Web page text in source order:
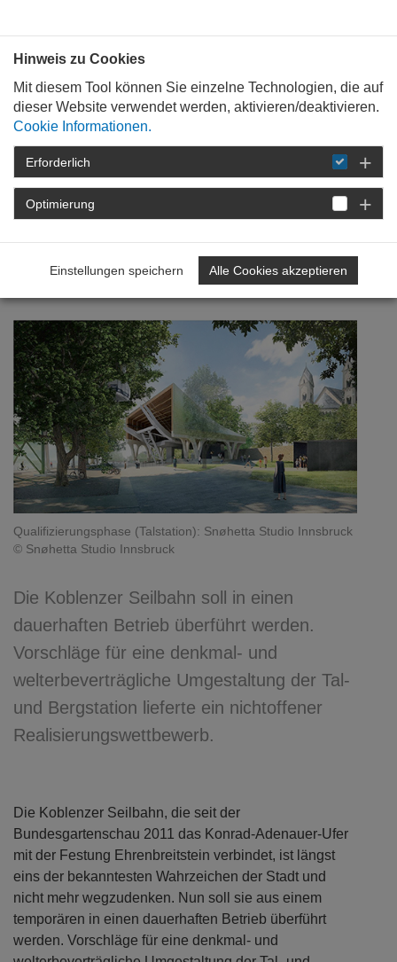
STARTSEITE
NEWSROOM
DETAIL
Seilbahn Koblenz
Qualifizierungsphase (Talstation): Snøhetta Studio Innsbruck
© Snøhetta Studio Innsbruck
Die Koblenzer Seilbahn soll in einen
dauerhaften Betrieb überführt werden.
Vorschläge für eine denkmal- und
welterbeverträgliche Umgestaltung der Tal-
und Bergstation lieferte ein nichtoffener
Realisierungswettbewerb.
Die Koblenzer Seilbahn, die seit der
Bundesgartenschau 2011 das Konrad-Adenauer-Ufer
mit der Festung Ehrenbreitstein verbindet, ist längst
eins der bekanntesten Wahrzeichen der Stadt und
nicht mehr wegzudenken. Nun soll sie aus einem
temporären in einen dauerhaften Betrieb überführt
werden. Vorschläge für eine denkmal- und
Hinweis zu Cookies
Mit diesem Tool können Sie einzelne Technologien, die auf
dieser Website verwendet werden, aktivieren/deaktivieren.
Cookie Informationen.
Erforderlich
Optimierung
Einstellungen speichern Alle Cookies akzeptieren